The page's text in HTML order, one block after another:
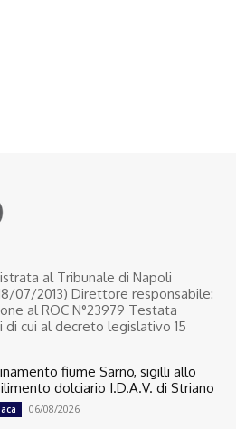
al Tribunale di Napoli
07/2013) Direttore responsabile:
al ROC N°23979 Testata
cui al decreto legislativo 15
fiume Sarno, sigilli allo
dolciario I.D.A.V. di Striano
06/08/2026